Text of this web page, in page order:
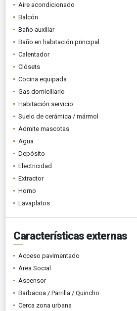
Aire acondicionado
Balcón
Baño auxiliar
Baño en habitación principal
Calentador
Clósets
Cocina equipada
Gas domiciliario
Habitación servicio
Suelo de cerámica / mármol
Admite mascotas
Agua
Depósito
Electricidad
Extractor
Horno
Lavaplatos
Características externas
Acceso pavimentado
Área Social
Ascensor
Barbacoa / Parrilla / Quincho
Cerca zona urbana